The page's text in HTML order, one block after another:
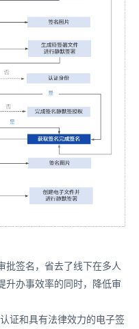
批签名，省去了线下在多人
升办事效率的同时，降低审
证和具有法律效力的电子签